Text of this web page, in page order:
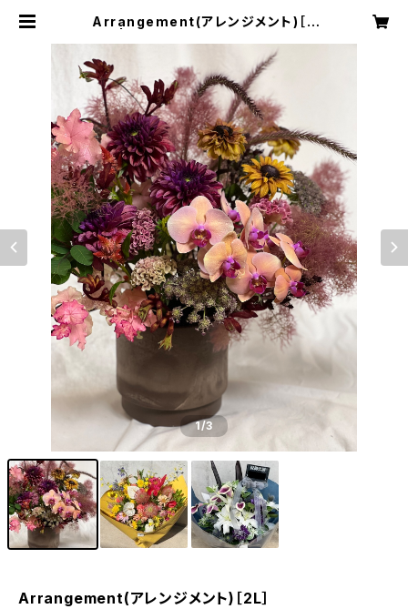
Arrangement(アレンジメント)［2
1/3
Arrangement(アレンジメント)［2L］